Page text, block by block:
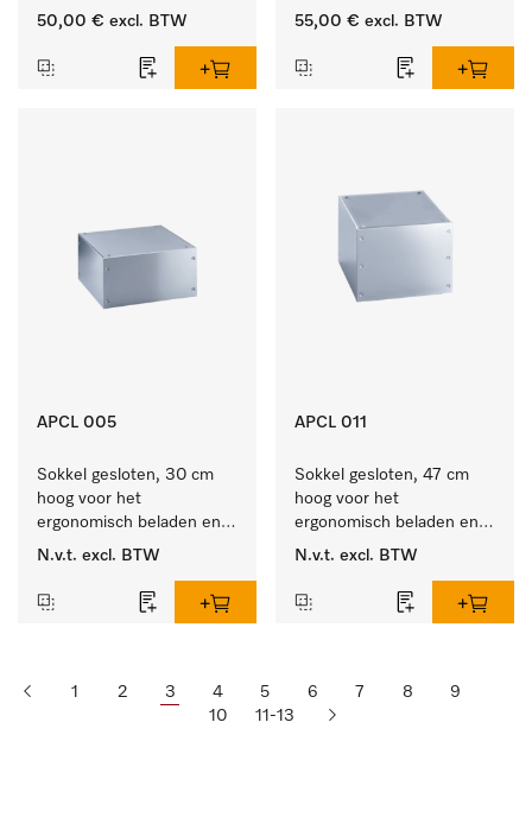
bestek en glazen.
50,00 € excl. BTW
van alledaags vuil op
glazen.
55,00 € excl. BTW
APCL 005
Sokkel gesloten, 30 cm
hoog voor het
ergonomisch beladen en
legen van de wasmachine
N.v.t. excl. BTW
APCL 011
Sokkel gesloten, 47 cm
hoog voor het
ergonomisch beladen en
legen van de wasmachine
N.v.t. excl. BTW
1 2 3 4 5 6 7 8
9
10
11-13